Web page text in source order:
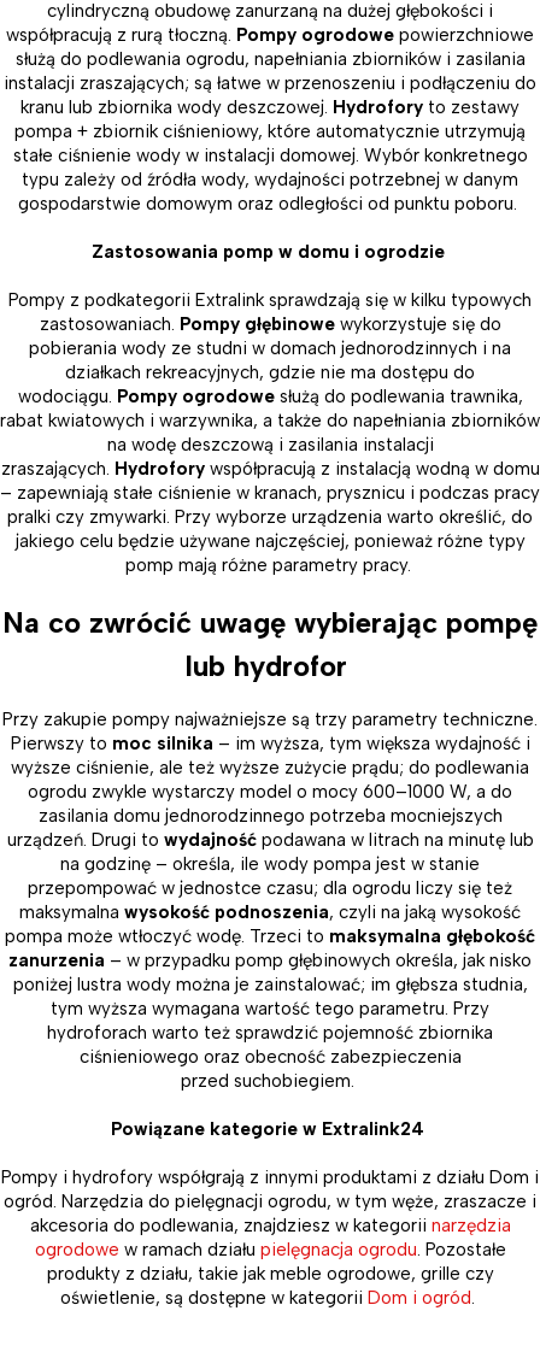
cylindryczną obudowę zanurzaną na dużej głębokości i
współpracują z rurą tłoczną. Pompy ogrodowe powierzchniowe
służą do podlewania ogrodu, napełniania zbiorników i zasilania
instalacji zraszających; są łatwe w przenoszeniu i podłączeniu do
kranu lub zbiornika wody deszczowej. Hydrofory to zestawy
pompa + zbiornik ciśnieniowy, które automatycznie utrzymują
stałe ciśnienie wody w instalacji domowej. Wybór konkretnego
typu zależy od źródła wody, wydajności potrzebnej w danym
gospodarstwie domowym oraz odległości od punktu poboru.
Zastosowania pomp w domu i ogrodzie
Pompy z podkategorii Extralink sprawdzają się w kilku typowych
zastosowaniach. Pompy głębinowewykorzystuje się do
pobierania wody ze studni w domach jednorodzinnych i na
działkach rekreacyjnych, gdzie nie ma dostępu do
wodociągu. Pompy ogrodowesłużą do podlewania trawnika,
rabat kwiatowych i warzywnika, a także do napełniania zbiorników
na wodę deszczową i zasilania instalacji
zraszających. Hydroforywspółpracują z instalacją wodną w domu
– zapewniają stałe ciśnienie w kranach, prysznicu i podczas pracy
pralki czy zmywarki. Przy wyborze urządzenia warto określić, do
jakiego celu będzie używane najczęściej, ponieważ różne typy
pomp mają różne parametry pracy.
Na co zwrócić uwagę wybierając pompę
lub hydrofor
Przy zakupie pompy najważniejsze są trzy parametry techniczne.
Pierwszy to moc silnika – im wyższa, tym większa wydajność i
wyższe ciśnienie, ale też wyższe zużycie prądu; do podlewania
ogrodu zwykle wystarczy model o mocy 600–1000 W, a do
zasilania domu jednorodzinnego potrzeba mocniejszych
urządzeń. Drugi to wydajnośćpodawana w litrach na minutę lub
na godzinę – określa, ile wody pompa jest w stanie
przepompować w jednostce czasu; dla ogrodu liczy się też
maksymalna wysokość podnoszenia, czyli na jaką wysokość
pompa może wtłoczyć wodę. Trzeci to maksymalna głębokość
zanurzenia – w przypadku pomp głębinowych określa, jak nisko
poniżej lustra wody można je zainstalować; im głębsza studnia,
tym wyższa wymagana wartość tego parametru. Przy
hydroforach warto też sprawdzić pojemność zbiornika
ciśnieniowego oraz obecność zabezpieczenia
przed suchobiegiem.
Powiązane kategorie w Extralink24
Pompy i hydrofory współgrają z innymi produktami z działu Dom i
ogród. Narzędzia do pielęgnacji ogrodu, w tym węże, zraszacze i
akcesoria do podlewania, znajdziesz w kategorii narzędzia
ogrodowe w ramach działu pielęgnacja ogrodu. Pozostałe
produkty z działu, takie jak meble ogrodowe, grille czy
oświetlenie, są dostępne w kategorii Dom i ogród.